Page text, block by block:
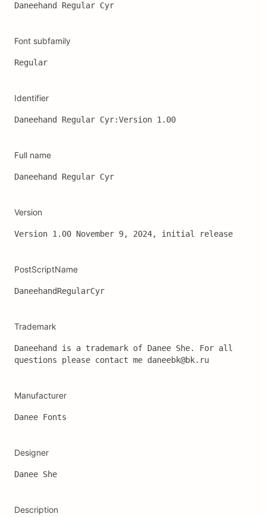
Daneehand Regular Cyr
Font subfamily
Regular
Identifier
Daneehand Regular Cyr:Version 1.00
Full name
Daneehand Regular Cyr
Version
Version 1.00 November 9, 2024, initial release
PostScriptName
DaneehandRegularCyr
Trademark
Daneehand is a trademark of Danee She. For all
questions please contact me daneebk@bk.ru
Manufacturer
Danee Fonts
Designer
Danee She
Description